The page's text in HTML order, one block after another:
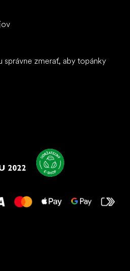
správne zmerať, aby topánky